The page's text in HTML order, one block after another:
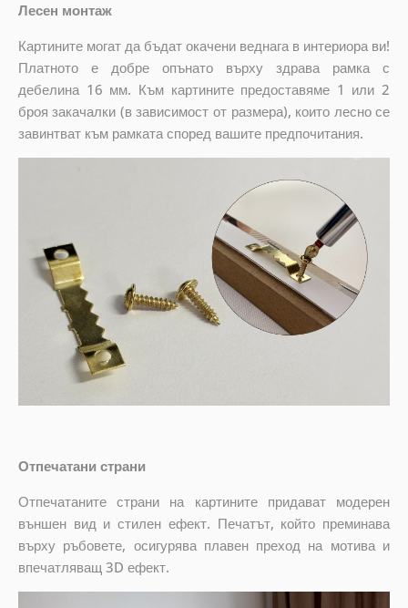
Лесен монтаж
Картините могат да бъдат окачени веднага в интериора ви!
Платното е добре опънато върху здрава рамка с
дебелина 16 мм. Към картините предоставяме 1 или 2
броя закачалки (в зависимост от размера), които лесно се
завинтват към рамката според вашите предпочитания.
Отпечатани страни
Отпечатаните страни на картините придават модерен
външен вид и стилен ефект. Печатът, който преминава
върху ръбовете, осигурява плавен преход на мотива и
впечатляващ 3D ефект.